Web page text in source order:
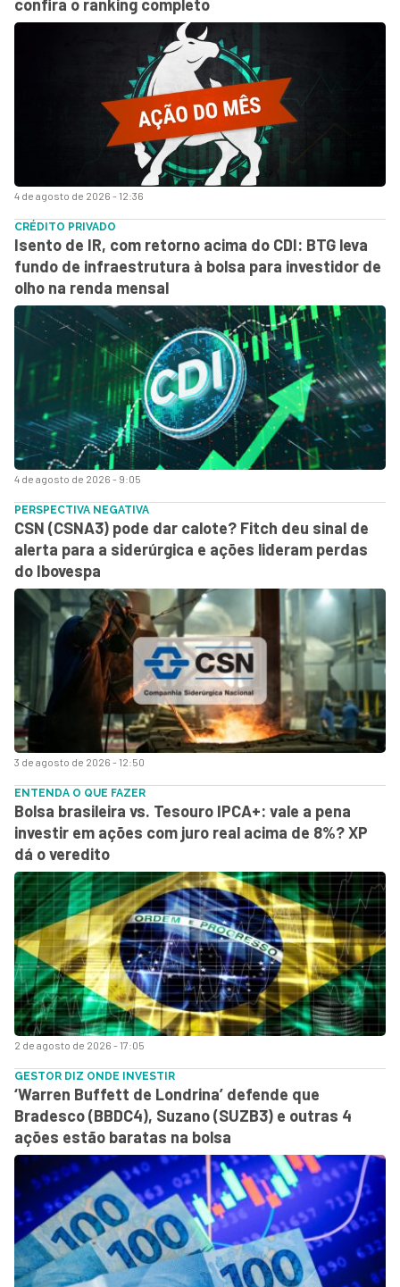
4 de agosto de 2026 - 12:36
confira o ranking completo
4 de agosto de 2026 - 9:05
CRÉDITO PRIVADO
Isento de IR, com retorno acima do CDI: BTG leva
fundo de infraestrutura à bolsa para investidor de
olho na renda mensal
3 de agosto de 2026 - 12:50
PERSPECTIVA NEGATIVA
CSN (CSNA3) pode dar calote? Fitch deu sinal de
alerta para a siderúrgica e ações lideram perdas
do Ibovespa
2 de agosto de 2026 - 17:05
ENTENDA O QUE FAZER
Bolsa brasileira vs. Tesouro IPCA+: vale a pena
investir em ações com juro real acima de 8%? XP
dá o veredito
GESTOR DIZ ONDE INVESTIR
‘Warren Buffett de Londrina’ defende que
Bradesco (BBDC4), Suzano (SUZB3) e outras 4
ações estão baratas na bolsa